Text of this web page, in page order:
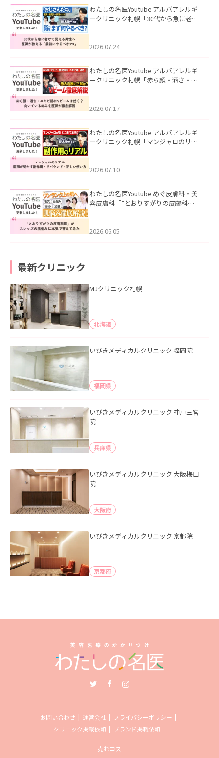
わたしの名医Youtube アルバアレルギ
ークリニック札幌「30代から急に老け
た。
2026.07.24
わたしの名医Youtube アルバアレルギ
ークリニック札幌「赤ら顔・酒さ・ニ
した。
2026.07.17
わたしの名医Youtube アルバアレルギ
ークリニック札幌「マンジャロのリア
た。
2026.07.10
わたしの名医Youtube めぐ皮膚科・美
容皮膚科「”とおりすがりの皮膚科
2026.06.05
最新クリニック
MJクリニック札幌
北海道
いびきメディカルクリニック 福岡院
福岡県
いびきメディカルクリニック 神戸三宮
院
兵庫県
いびきメディカルクリニック 大阪梅田
院
大阪府
いびきメディカルクリニック 京都院
京都府
お問い合わせ 運営会社
プライバシーポリシー
クリニック掲載依頼
ブランド掲載依頼
売れコス